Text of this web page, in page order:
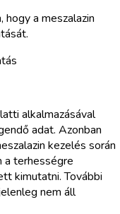
hogy a meszalazin
alkalmazásával
adat. Azonban
kezelés során
a terhességre
kimutatni. További
nem áll